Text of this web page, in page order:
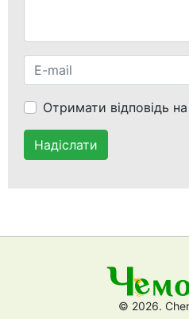
Отримати відповідь
Надіслати
© 2026.